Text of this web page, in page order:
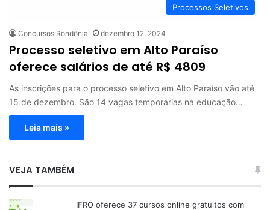
Processos Seletivos
Concursos Rondônia dezembro 12, 2024
Processo seletivo em Alto Paraíso
oferece salários de até R$ 4809
As inscrições para o processo seletivo em Alto Paraíso vão até
15 de dezembro. São 14 vagas temporárias na educação…
Leia mais »
VEJA TAMBÉM
IFRO oferece 37 cursos online gratuitos com